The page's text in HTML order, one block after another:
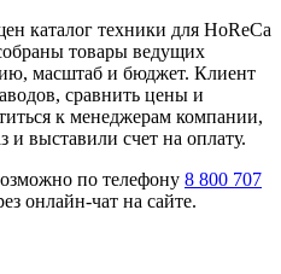
каталог техники для HoReCa
товары ведущих
масштаб и бюджет. Клиент
сравнить цены и
к менеджерам компании,
и выставили счет на оплату.
по телефону 8 800 707
онлайн-чат на сайте.